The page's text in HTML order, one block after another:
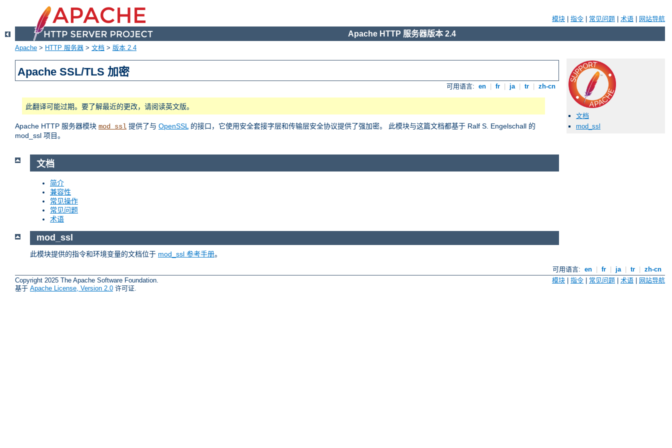
模块 指令 常见问题 术语 网站导航
Apache HTTP 服务器版本 2.4
Apache > HTTP 服务器 > 文档 > 版本 2.4
Apache SSL/TLS 加密
可用语言: en fr ja tr zh-cn
此翻译可能过期。要了解最近的更改，请阅读英文版。
Apache HTTP 服务器模块 mod_ssl 提供了与 OpenSSL的接口，它使用安全套接字层和传输层安全协议提供了强加密。 此模块与这篇文档都基于 Ralf S. Engelschall 的
mod_ssl 项目。
文档
mod_ssl
文档
简介
兼容性
常见操作
常见问题
术语
mod_ssl
此模块提供的指令和环境变量的文档位于 mod_ssl 参考手册。
可用语言: en fr ja tr
zh-cn
Copyright 2025 The Apache Software Foundation.
基于 Apache License, Version 2.0 许可证.
模块 指令 常见问题 术语 网站导航